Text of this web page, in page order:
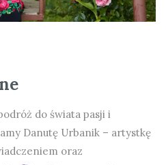
do świata pasji i
Danutę Urbanik – artystkę
oraz